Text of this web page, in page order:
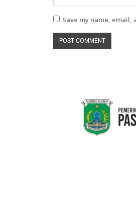
Save my name,